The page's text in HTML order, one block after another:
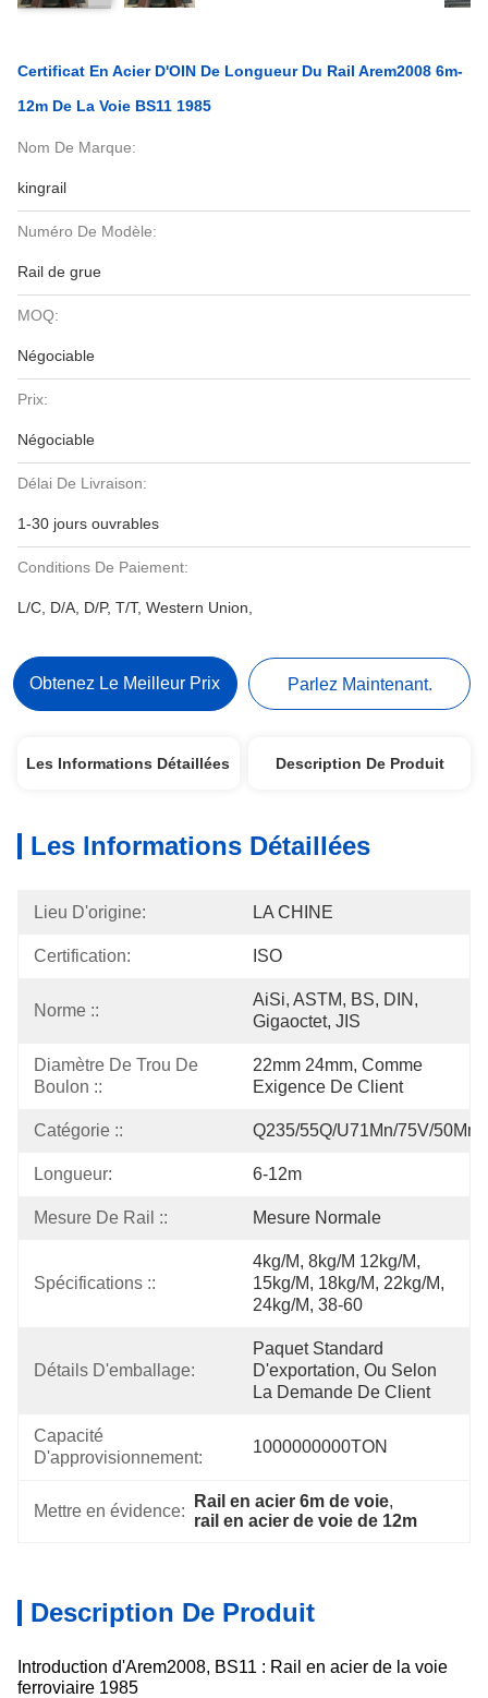
Certificat En Acier D'OIN De Longueur Du Rail Arem2008 6m-
12m De La Voie BS11 1985
Nom De Marque:
kingrail
Numéro De Modèle:
Rail de grue
MOQ:
Négociable
Prix:
Négociable
Délai De Livraison:
1-30 jours ouvrables
Conditions De Paiement:
L/C, D/A, D/P, T/T, Western Union,
Obtenez Le Meilleur Prix Parlez Maintenant.
Les Informations Détaillées Description De Produit
Les Informations Détaillées
Lieu D'origine: LA CHINE
Certification: ISO
Norme ::
AiSi, ASTM, BS, DIN,
Gigaoctet, JIS
Diamètre De Trou De
Boulon ::
22mm 24mm, Comme
Exigence De Client
Catégorie :: Q235/55Q/U71Mn/75V/50Mn/
Longueur: 6-12m
Mesure De Rail :: Mesure Normale
Spécifications ::
4kg/m, 8kg/m 12kg/m,
15kg/m, 18kg/m, 22kg/m,
24kg/M, 38-60
Détails D'emballage:
Paquet Standard
D'exportation, Ou Selon
La Demande De Client
Capacité
D'approvisionnement:
1000000000TON
Mettre en évidence:
Rail en acier 6m de voie,
rail en acier de voie de 12m
Description De Produit
Introduction d'Arem2008, BS11 : Rail en acier de la voie
ferroviaire 1985